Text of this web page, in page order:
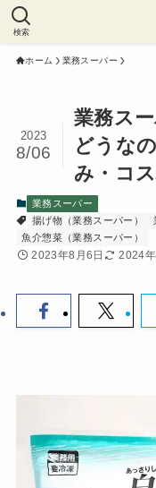
検索
ホーム 業務スーパー
業務ス
どうな
み・コ
2023
8/06
業務スーパー
揚げ物（業務スーパー）
魚介惣菜（業務スーパー）
2023年8月6日 2024